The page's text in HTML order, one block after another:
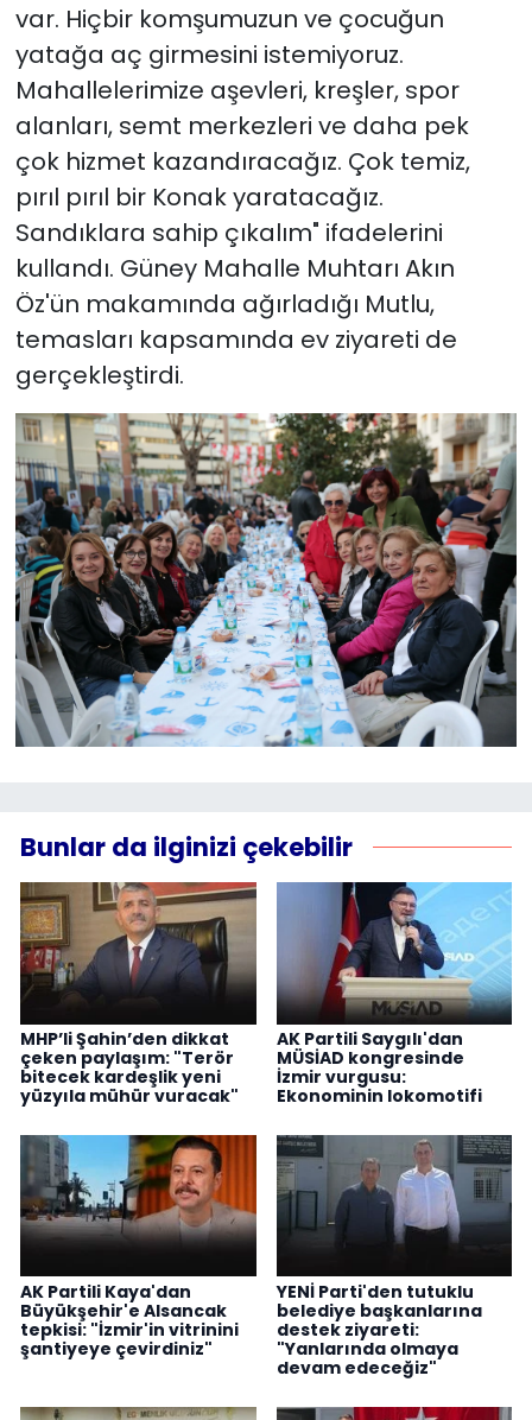
var. Hiçbir komşumuzun ve çocuğun
yatağa aç girmesini istemiyoruz.
Mahallelerimize aşevleri, kreşler, spor
alanları, semt merkezleri ve daha pek
çok hizmet kazandıracağız. Çok temiz,
pırıl pırıl bir Konak yaratacağız.
Sandıklara sahip çıkalım" ifadelerini
kullandı. Güney Mahalle Muhtarı Akın
Öz'ün makamında ağırladığı Mutlu,
temasları kapsamında ev ziyareti de
gerçekleştirdi.
Bunlar da ilginizi çekebilir
MHP’li Şahin’den dikkat
çeken paylaşım: "Terör
bitecek kardeşlik yeni
yüzyıla mühür vuracak"
AK Partili Saygılı'dan
MÜSİAD kongresinde
İzmir vurgusu:
Ekonominin lokomotifi
AK Partili Kaya'dan
Büyükşehir'e Alsancak
tepkisi: "İzmir'in vitrinini
şantiyeye çevirdiniz"
YENİ Parti'den tutuklu
belediye başkanlarına
destek ziyareti:
"Yanlarında olmaya
devam edeceğiz"